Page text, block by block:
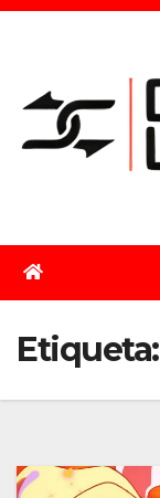
Saltar
Etiqueta: